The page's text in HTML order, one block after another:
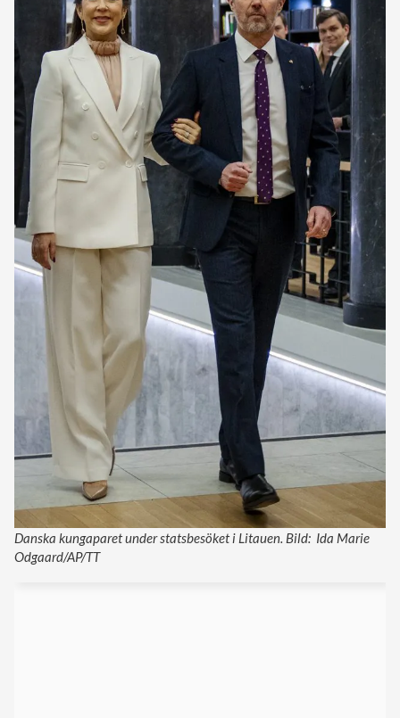
Danska kungaparet under statsbesöket i Litauen. Bild: Ida Marie
Odgaard/AP/TT